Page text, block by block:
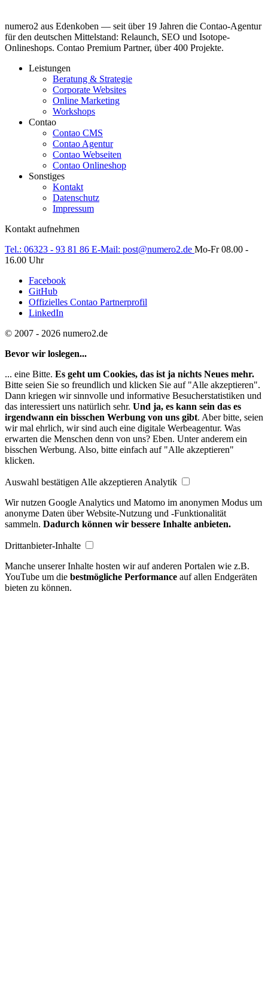
numero2 aus Edenkoben — seit über 19 Jahren die Contao-Agentur
für den deutschen Mittelstand: Relaunch, SEO und Isotope-
Onlineshops. Contao Premium Partner, über 400 Projekte.
Leistungen
Beratung & Strategie
Corporate Websites
Online Marketing
Workshops
Contao
Contao CMS
Contao Agentur
Contao Webseiten
Contao Onlineshop
Sonstiges
Kontakt
Datenschutz
Impressum
Kontakt aufnehmen
Tel.: 06323 - 93 81 86 E-Mail: post@numero2.de Mo-Fr 08.00 -
16.00 Uhr
Facebook
GitHub
Offizielles Contao Partnerprofil
LinkedIn
© 2007 - 2026 numero2.de
Bevor wir loslegen...
... eine Bitte. Es geht um Cookies, das ist ja nichts Neues mehr.
Bitte seien Sie so freundlich und klicken Sie auf "Alle akzeptieren".
Dann kriegen wir sinnvolle und informative Besucherstatistiken und
das interessiert uns natürlich sehr. Und ja, es kann sein das es
irgendwann ein bisschen Werbung von uns gibt. Aber bitte, seien
wir mal ehrlich, wir sind auch eine digitale Werbeagentur. Was
erwarten die Menschen denn von uns? Eben. Unter anderem ein
bisschen Werbung. Also, bitte einfach auf "Alle akzeptieren"
klicken.
Auswahl bestätigen Alle akzeptieren Analytik
Wir nutzen Google Analytics und Matomo im anonymen Modus um
anonyme Daten über Website-Nutzung und -Funktionalität
sammeln. Dadurch können wir bessere Inhalte anbieten.
Drittanbieter-Inhalte
Manche unserer Inhalte hosten wir auf anderen Portalen wie z.B.
YouTube um die bestmögliche Performance auf allen Endgeräten
bieten zu können.